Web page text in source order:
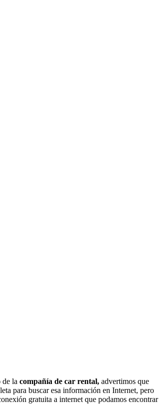
de la compañía de car rental, advertimos que
para buscar esa información en Internet, pero
gratuita a internet que podamos encontrar